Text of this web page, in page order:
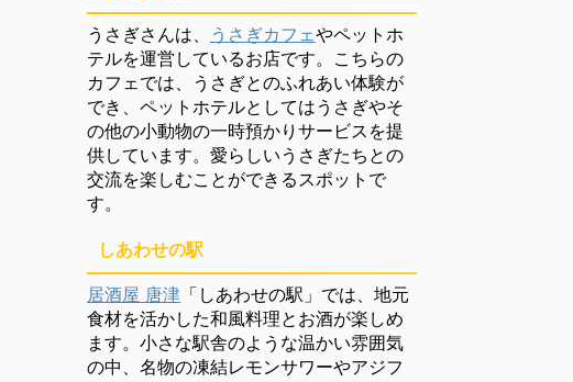
うさぎさんは、 うさぎカフェやペットホ
テルを運営しているお店です。こちらの
カフェでは、うさぎとのふれあい体験が
でき、ペットホテルとしてはうさぎやそ
の他の小動物の一時預かりサービスを提
供しています。愛らしいうさぎたちとの
交流を楽しむことができるスポットで
す。
しあわせの駅
居酒屋 唐津 「しあわせの駅」では、地元
食材を活かした和風料理とお酒が楽しめ
ます。小さな駅舎のような温かい雰囲気
の中、名物の凍結レモンサワーやアジフ